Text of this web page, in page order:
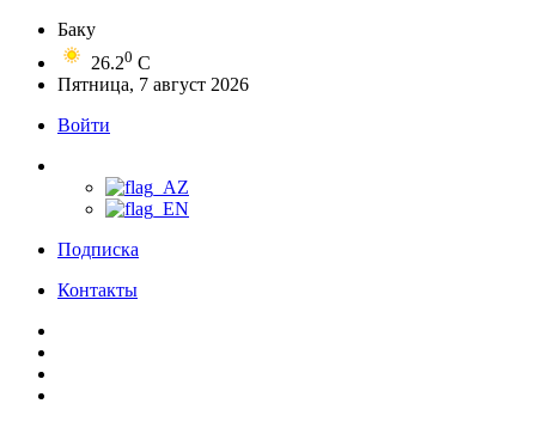
Баку
26.20 C
Пятница, 7 август 2026
Войти
Подписка
Контакты